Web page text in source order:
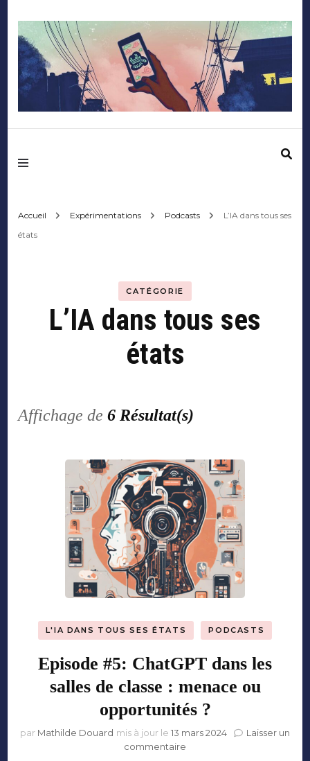
Mediafactory – Le
d'Audencia
Accueil Expérimentations Podcasts
L’IA dans tous ses
états
CATÉGORIE
L’IA dans tous ses
états
Affichage de6 Résultat(s)
L'IA DANS TOUS SES ÉTATS PODCASTS
Episode #5: ChatGPT dans les
salles de classe : menace ou
opportunités ?
par Mathilde Douard mis à jour le 13 mars 2024
Laisser un
commentaire